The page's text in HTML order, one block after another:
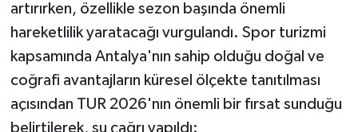
artırırken, özellikle sezon başında önemli
hareketlilik yaratacağı vurgulandı. Spor turizmi
kapsamında Antalya'nın sahip olduğu doğal ve
coğrafi avantajların küresel ölçekte tanıtılması
açısından TUR 2026'nın önemli bir fırsat sunduğu
belirtilerek, şu çağrı yapıldı: